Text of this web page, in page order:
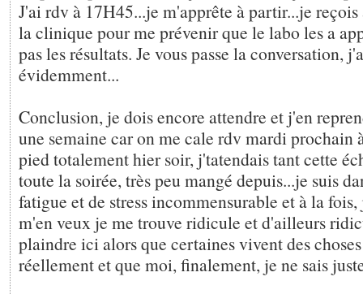
J'ai rdv à 17H45...je m'apprête à partir...je
la clinique pour me prévenir que le labo les a
pas les résultats. Je vous passe la conversation,
évidemment...
Conclusion, je dois encore attendre et j'en
une semaine car on me cale rdv mardi prochain
pied totalement hier soir, j'tatendais tant cette
toute la soirée, très peu mangé depuis...je suis
fatigue et de stress incommensurable et à la
m'en veux je me trouve ridicule et d'ailleurs
plaindre ici alors que certaines vivent des
réellement et que moi, finalement, je ne sais